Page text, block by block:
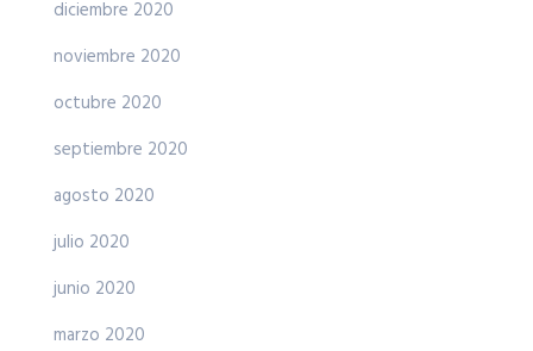
diciembre 2020
noviembre 2020
octubre 2020
septiembre 2020
agosto 2020
julio 2020
junio 2020
marzo 2020